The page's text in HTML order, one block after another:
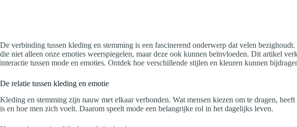
De verbinding tussen kleding en stemming is een fascinerend onderwerp dat velen
die niet alleen onze emoties weerspiegelen, maar deze ook kunnen beïnvloeden. Dit artikel
interactie tussen mode en emoties. Ontdek hoe verschillende stijlen en kleuren kunnen
De relatie tussen kleding en emotie
Kleding en stemming zijn nauw met elkaar verbonden. Wat mensen kiezen om te dragen,
is en hoe men zich voelt. Daarom speelt mode een belangrijke rol in het dagelijks leven.